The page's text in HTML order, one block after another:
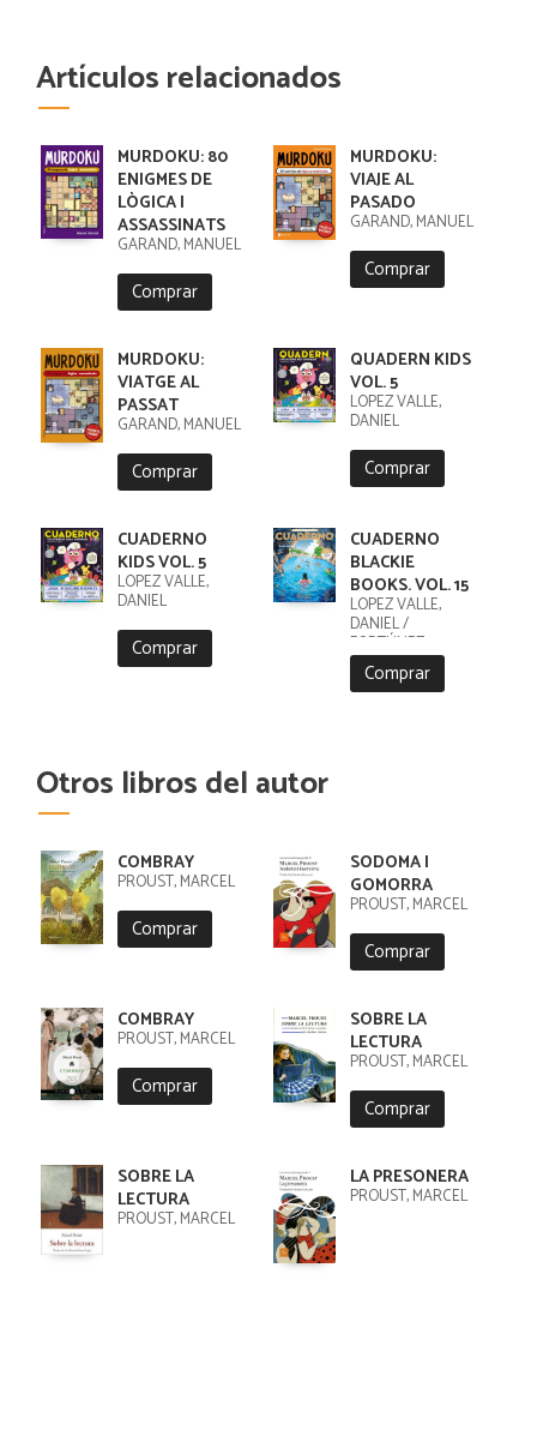
Artículos relacionados
MURDOKU: 80
ENIGMES DE
LÒGICA I
ASSASSINATS
GARAND, MANUEL
Comprar
MURDOKU:
VIAJE AL
PASADO
GARAND, MANUEL
Comprar
MURDOKU:
VIATGE AL
PASSAT
GARAND, MANUEL
Comprar
QUADERN KIDS
VOL. 5
LÓPEZ VALLE,
DANIEL
Comprar
CUADERNO
KIDS VOL. 5
LÓPEZ VALLE,
DANIEL
Comprar
CUADERNO
BLACKIE
BOOKS. VOL. 15
LÓPEZ VALLE,
DANIEL /
FORTÚNEZ,
CRISTOBAL
Comprar
Otros libros del autor
COMBRAY
PROUST, MARCEL
Comprar
SODOMA I
GOMORRA
PROUST, MARCEL
Comprar
COMBRAY
PROUST, MARCEL
Comprar
SOBRE LA
LECTURA
PROUST, MARCEL
Comprar
SOBRE LA
LECTURA
PROUST, MARCEL
LA PRESONERA
PROUST, MARCEL